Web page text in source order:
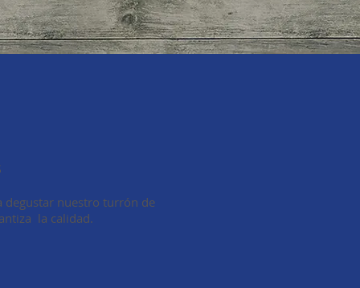
degustar nuestro turrón de
la calidad.